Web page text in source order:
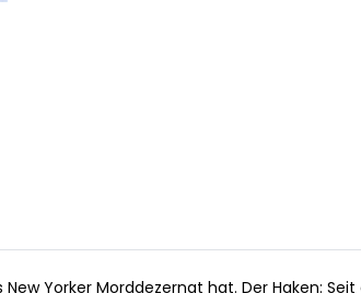
Yorker Morddezernat hat. Der Haken: